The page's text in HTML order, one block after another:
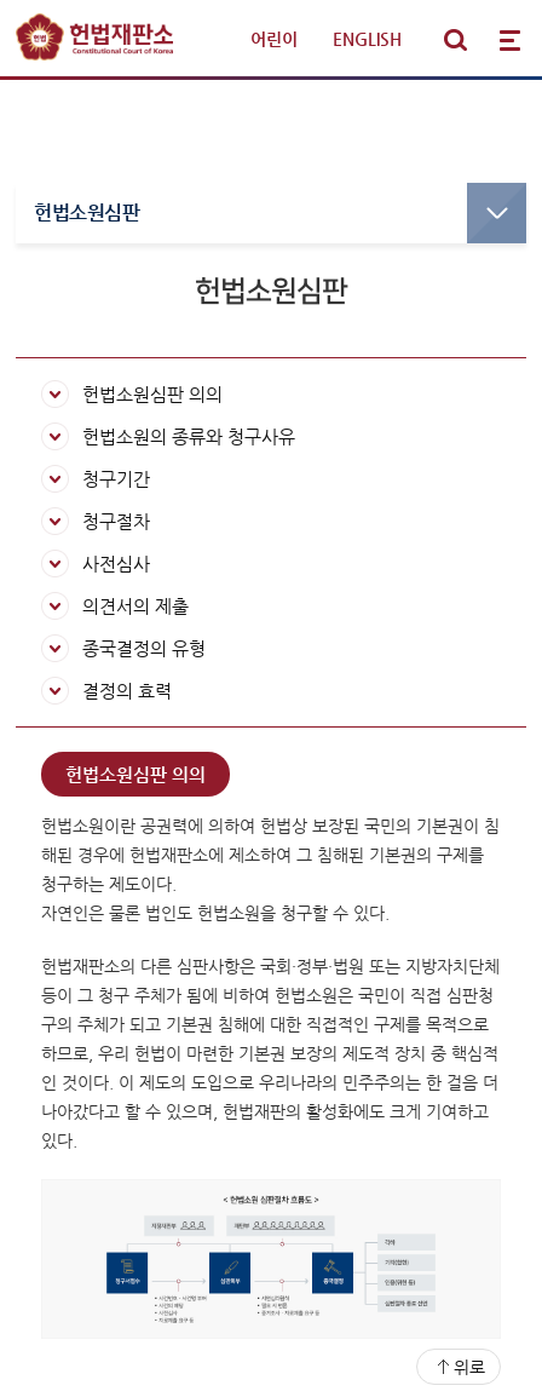
어린이 ENGLISH
선고·변론사건
만화로 보는 결정
최근 주요결정
변론사건
헌법재판 안내
참여·소통
알림·소식
헌법재판소 소개
헌법소원심판
헌법소원심판
헌법소원심판 의의
헌법소원의 종류와 청구사유
청구기간
청구절차
사전심사
의견서의 제출
종국결정의 유형
결정의 효력
헌법소원심판 의의
헌법소원이란 공권력에 의하여 헌법상 보장된 국민의 기본권이 침
해된 경우에 헌법재판소에 제소하여 그 침해된 기본권의 구제를
청구하는 제도이다.
자연인은 물론 법인도 헌법소원을 청구할 수 있다.
헌법재판소의 다른 심판사항은 국회·정부·법원 또는 지방자치단체
등이 그 청구 주체가 됨에 비하여 헌법소원은 국민이 직접 심판청
구의 주체가 되고 기본권 침해에 대한 직접적인 구제를 목적으로
하므로, 우리 헌법이 마련한 기본권 보장의 제도적 장치 중 핵심적
인 것이다. 이 제도의 도입으로 우리나라의 민주주의는 한 걸음 더
나아갔다고 할 수 있으며, 헌법재판의 활성화에도 크게 기여하고
있다.
위로